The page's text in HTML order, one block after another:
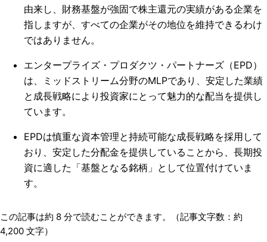
由来し、財務基盤が強固で株主還元の実績がある企業を
指しますが、すべての企業がその地位を維持できるわけ
ではありません。
エンタープライズ・プロダクツ・パートナーズ（EPD）
は、ミッドストリーム分野のMLPであり、安定した業績
と成長戦略により投資家にとって魅力的な配当を提供し
ています。
EPDは慎重な資本管理と持続可能な成長戦略を採用して
おり、安定した分配金を提供していることから、長期投
資に適した「基盤となる銘柄」として位置付けていま
す。
この記事は約 8 分で読むことができます。（記事文字数：約
4,200 文字）